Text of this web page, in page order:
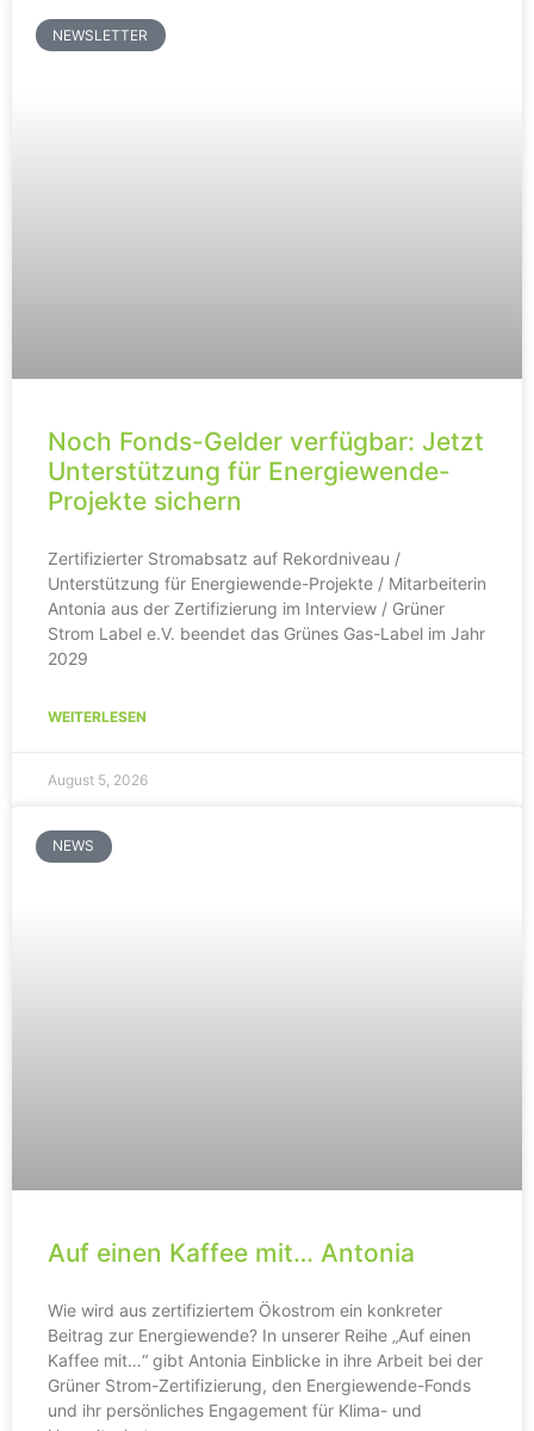
NEWSLETTER
Noch Fonds-Gelder verfügbar: Jetzt
Unterstützung für Energiewende-
Projekte sichern
Zertifizierter Stromabsatz auf Rekordniveau /
Unterstützung für Energiewende-Projekte / Mitarbeiterin
Antonia aus der Zertifizierung im Interview / Grüner
Strom Label e.V. beendet das Grünes Gas-Label im Jahr
2029
WEITERLESEN
August 5, 2026
NEWS
Auf einen Kaffee mit… Antonia
Wie wird aus zertifiziertem Ökostrom ein konkreter
Beitrag zur Energiewende? In unserer Reihe „Auf einen
Kaffee mit…“ gibt Antonia Einblicke in ihre Arbeit bei der
Grüner Strom-Zertifizierung, den Energiewende-Fonds
und ihr persönliches Engagement für Klima- und